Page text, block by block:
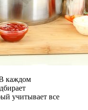
каждом
учитывает все